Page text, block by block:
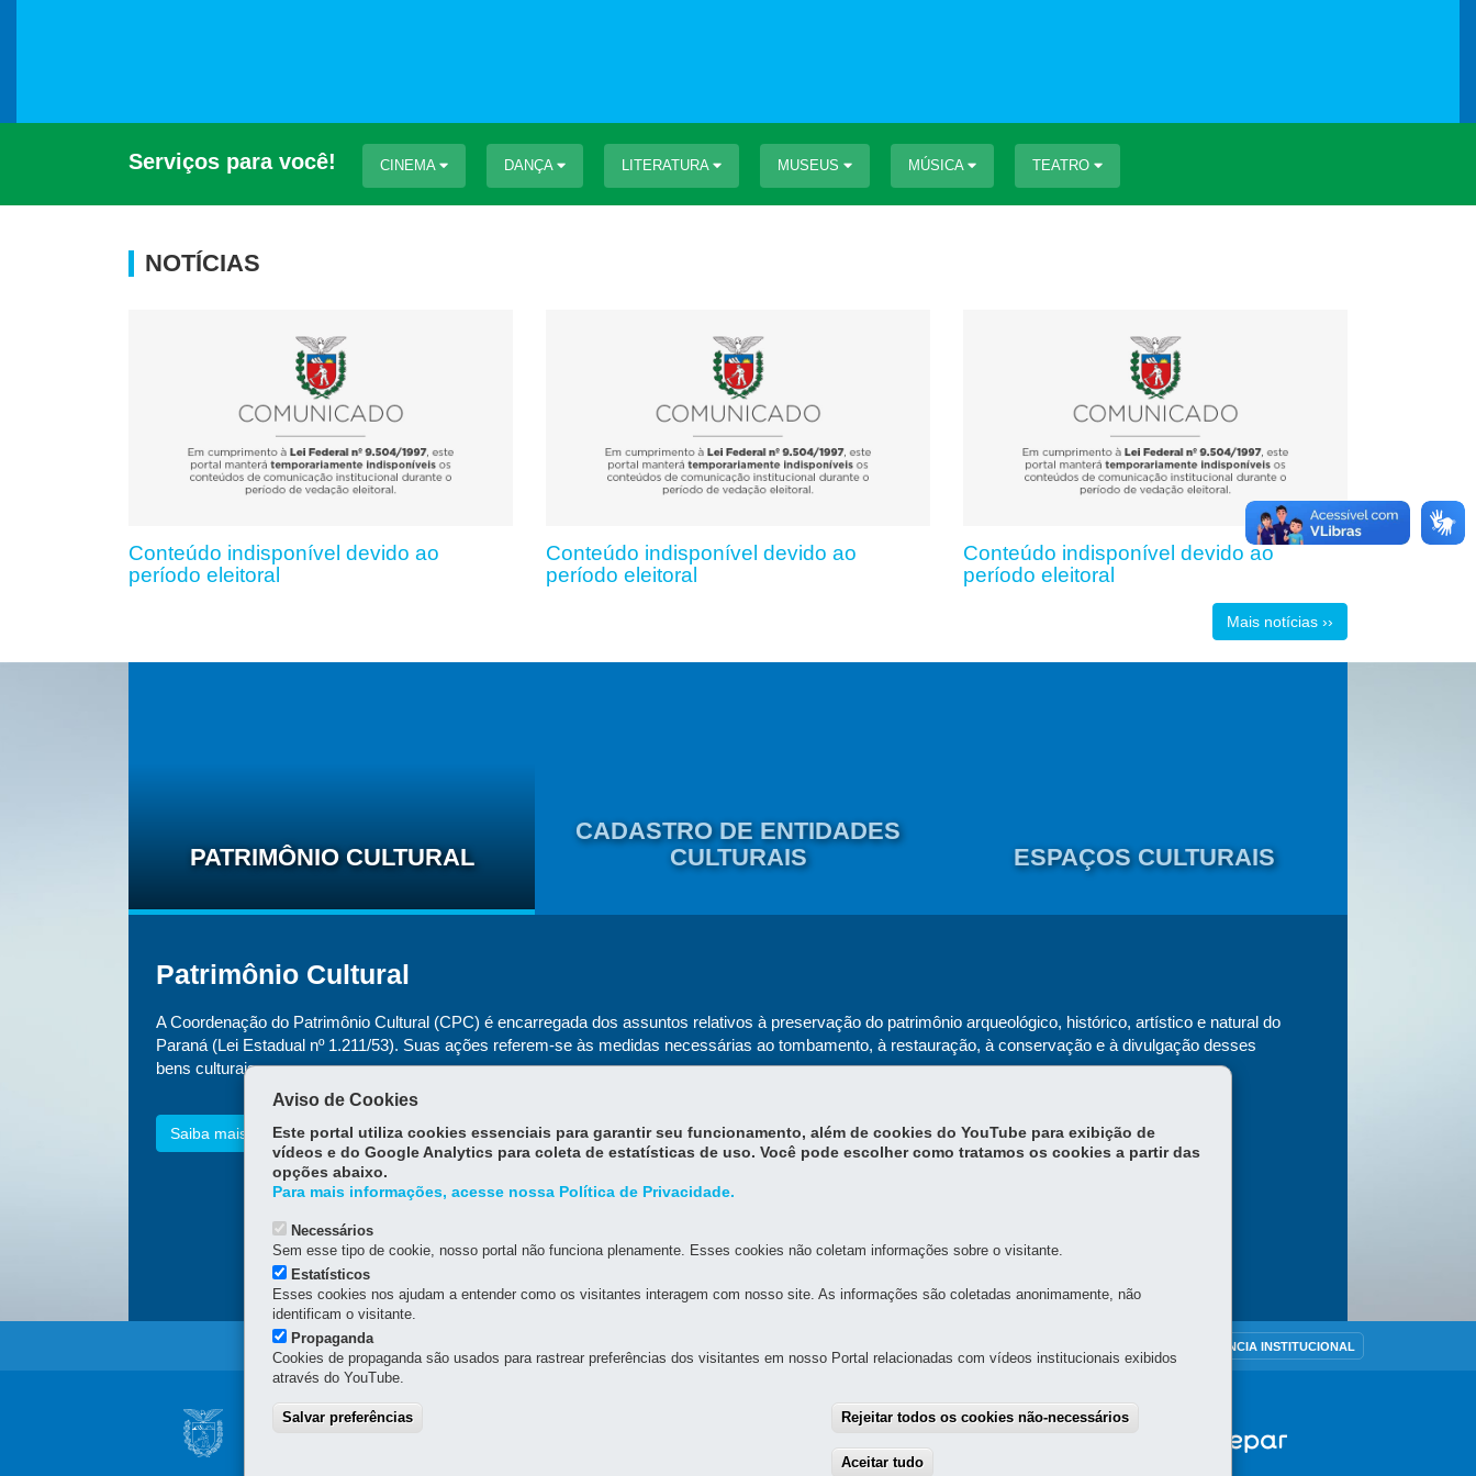
Serviços para você! CINEMA DANÇA LITERATURA MUSEUS MÚSICA TEATRO
NOTÍCIAS
Conteúdo indisponível devido ao
período eleitoral
Conteúdo indisponível devido ao
período eleitoral
Conteúdo indisponível devido ao
período eleitoral
Mais notícias ››
PATRIMÔNIO CULTURAL
CADASTRO DE ENTIDADES
CULTURAIS
ESPAÇOS CULTURAIS
Patrimônio Cultural
A Coordenação do Patrimônio Cultural (CPC) é encarregada dos assuntos relativos à preservação do patrimônio arqueológico, histórico, artístico e natural do
Paraná (Lei Estadual nº 1.211/53). Suas ações referem-se às medidas necessárias ao tombamento, à restauração, à conservação e à divulgação desses
bens culturais.
Saiba mais
TRANSPARÊNCIA INSTITUCIONAL
Navegação
Principal
SECRETARIA DA CULTURA
Aviso de Cookies
Este portal utiliza cookies essenciais para garantir seu funcionamento, além de cookies do YouTube para exibição de
vídeos e do Google Analytics para coleta de estatísticas de uso. Você pode escolher como tratamos os cookies a partir das
opções abaixo.
Para mais informações, acesse nossa Política de Privacidade.
Necessários
Sem esse tipo de cookie, nosso portal não funciona plenamente. Esses cookies não coletam informações sobre o visitante.
Estatísticos
Esses cookies nos ajudam a entender como os visitantes interagem com nosso site. As informações são coletadas anonimamente, não
identificam o visitante.
Propaganda
Cookies de propaganda são usados para rastrear preferências dos visitantes em nosso Portal relacionadas com vídeos institucionais exibidos
através do YouTube.
Salvar preferências Rejeitar todos os cookies não-necessários
Aceitar tudo